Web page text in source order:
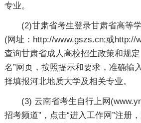
专业。
(2)甘肃省考生登录甘肃省高等学
(网址：http://www.gszs.cn;或http://
查询甘肃省成人高校招生政策和规
名”网页，按照提示和要求，准确输
择填报河北地质大学及相关专业。
(3) 云南省考生自行上网
招考频道”，点击“进入工作网”注册